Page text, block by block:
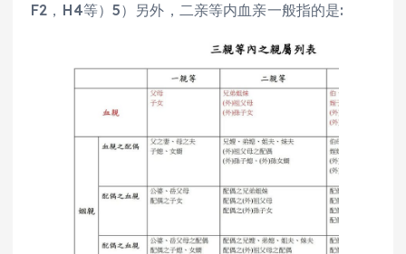
F2，H4等）5）另外，二亲等内血亲一般指的是: